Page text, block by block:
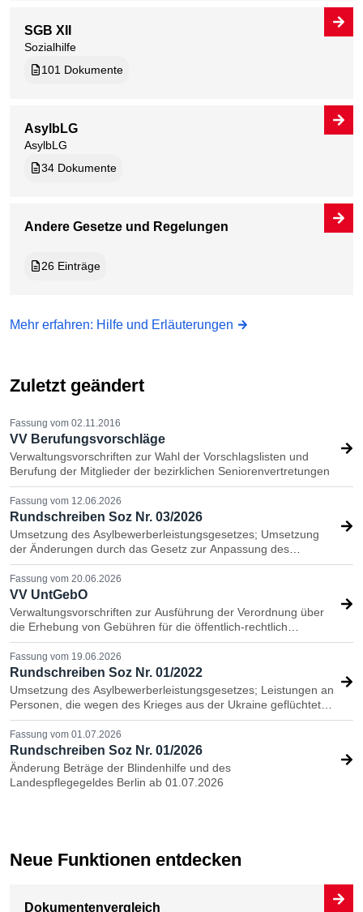
SGB XII
Sozialhilfe
101 Dokumente
AsylbLG
AsylbLG
34 Dokumente
Andere Gesetze und Regelungen
26 Einträge
Mehr erfahren: Hilfe und Erläuterungen
Zuletzt geändert
Fassung vom 02.11.2016
VV Berufungsvorschläge
Verwaltungsvorschriften zur Wahl der Vorschlagslisten und
Berufung der Mitglieder der bezirklichen Seniorenvertretungen
Fassung vom 12.06.2026
Rundschreiben Soz Nr. 03/2026
Umsetzung des Asylbewerberleistungsgesetzes; Umsetzung
der Änderungen durch das Gesetz zur Anpassung des
nationalen Rechts an die Reform des Gemeinsamen
Europäischen Asylsystems (GEAS- Anpassungsgesetz, BGBl. I
Nr. 111 vom 28.04.2026)
Fassung vom 20.06.2026
VV UntGebO
Verwaltungsvorschriften zur Ausführung der Verordnung über
die Erhebung von Gebühren für die öffentlich-rechtlich
veranlasste Unterbringung wohnungsloser Personen
Fassung vom 19.06.2026
Rundschreiben Soz Nr. 01/2022
Umsetzung des Asylbewerberleistungsgesetzes; Leistungen an
Personen, die wegen des Krieges aus der Ukraine geflüchtet
sind
Fassung vom 01.07.2026
Rundschreiben Soz Nr. 01/2026
Änderung Beträge der Blindenhilfe und des
Landespflegegeldes Berlin ab 01.07.2026
Neue Funktionen entdecken
Dokumentenvergleich